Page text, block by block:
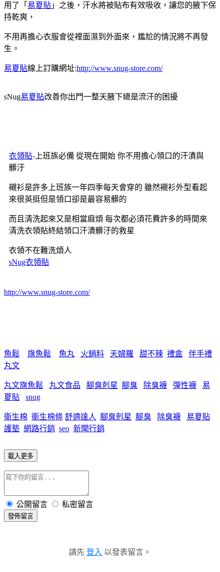
用了「 易夏貼 」之後，汗水將被貼布有效吸收，讓您的腋下保
持乾爽，
不用再擔心衣服會從裡面濕到外面來，尷尬的情況將不再發
生。
易夏貼線上訂購網址:http://www.snug-store.com/
sNug易夏貼改善你出門一整天腋下總是流汗的困擾
衣領貼-上班族必備 從現在開始 你不用擔心領口的汗漬與
髒汙
襯衫是許多上班族一年四季每天會穿的 雖然襯衫外型看起
來很英挺但是領口卻是最容易髒的
而且清洗起來又是相當麻煩 每次都必須花費許多的時間來
清洗衣領貼終結領口汗漬髒汙的救星
衣領不在難洗煩人
sNug衣領貼
http://www.snug-store.com/
魚鬆 旗魚鬆 魚丸 火鍋料 天婦羅 甜不辣 禮盒
伴手禮
丸文
丸文旗魚鬆 丸文食品 腳臭剋星 腳臭 除臭襪 彈性襪
易
夏貼
snug
衛生棉 衛生棉條 舒適達人 腳臭剋星 腳臭 除臭襪
易夏貼
護墊 網路行銷 seo 新聞行銷
載入更多
公開留言 私密留言
發佈留言
請先 登入 以發表留言。